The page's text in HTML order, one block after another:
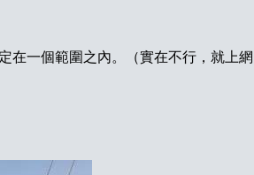
在一個範圍之內。（實在不行，就上網